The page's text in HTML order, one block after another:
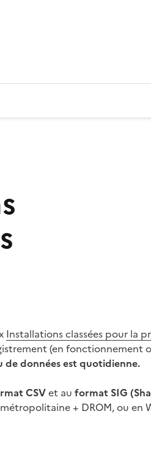
Installations classées pour la
(en fonctionnement
de données est quotidienne.
CSVet au format SIG
+ DROM, ou en